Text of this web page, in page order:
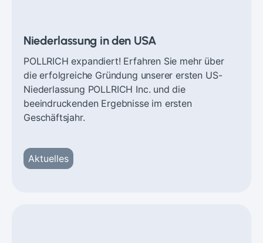
Niederlassung in den USA
POLLRICH expandiert! Erfahren Sie mehr über
die erfolgreiche Gründung unserer ersten US-
Niederlassung POLLRICH Inc. und die
beeindruckenden Ergebnisse im ersten
Geschäftsjahr.
Aktuelles